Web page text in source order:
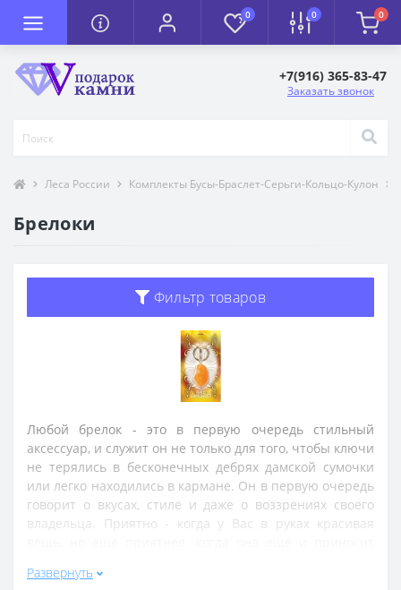
0 0 0
+7(916) 365-83-47
Заказать звонок
Леса России Комплекты Бусы-Браслет-Серьги-Кольцо-Кулон
Брелоки
Фильтр товаров
Любой брелок - это в первую очередь стильный
аксессуар, и служит он не только для того, чтобы ключи
не терялись в бесконечных дебрях дамской сумочки
или легко находились в кармане. Он в первую очередь
говорит о вкусах, стиле и даже о воззрениях своего
владельца. Приятно - когда у Вас в руках красивая
разделе, представляют собой достаточно сильные
Развернуть